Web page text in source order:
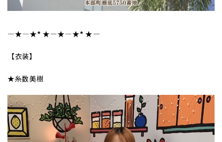
―★――――★* ★――――★――――★*★――――
【衣装】
★糸数美樹